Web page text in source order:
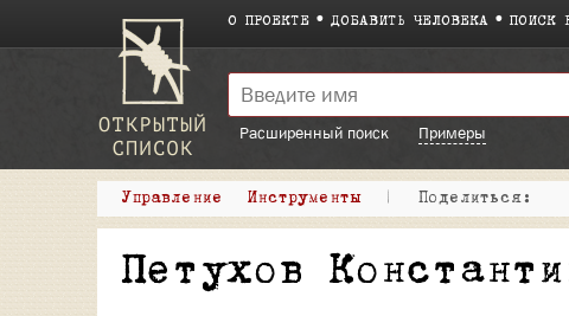
О ПРОЕКТЕ ДОБАВИТЬ ЧЕЛОВЕКА ПОИСК
Расширенный поиск
Примеры
Управление Инструменты | Поделиться:
Петухов